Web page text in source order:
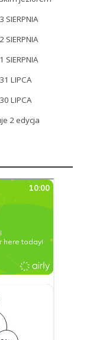
SIERPNIA
SIERPNIA
SIERPNIA
LIPCA
LIPCA
2 edycja